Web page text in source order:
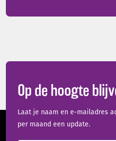
Op de hoogte
Laat je naam en e-mailadres
per maand een update.